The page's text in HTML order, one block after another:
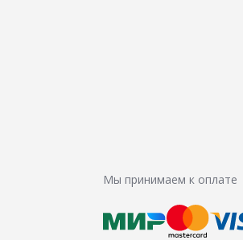
Мы принимаем к оплате